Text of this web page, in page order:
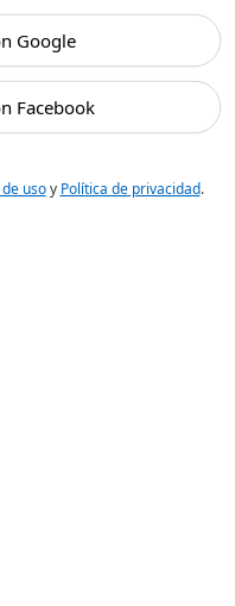
Google
Facebook
usoy Política de privacidad.